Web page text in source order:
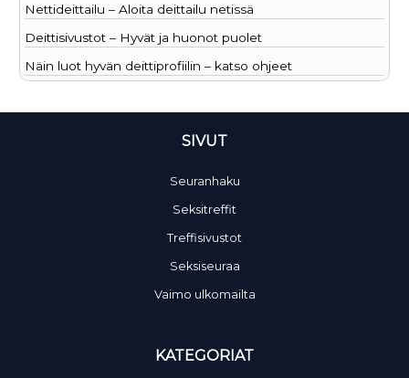
Nettideittailu – Aloita deittailu netissä
Deittisivustot – Hyvät ja huonot puolet
Näin luot hyvän deittiprofiilin – katso ohjeet
SIVUT
Seuranhaku
Seksitreffit
Treffisivustot
Seksiseuraa
Vaimo ulkomailta
KATEGORIAT